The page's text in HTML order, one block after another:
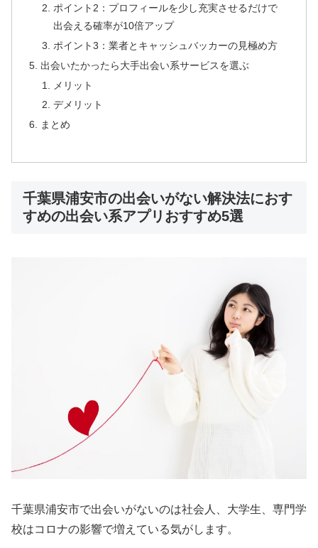
ポイント2：プロフィールを少し充実させるだけで
出会える確率が10倍アップ
ポイント3：業者とキャッシュバッカーの見極め方
出会いたかったら大手出会い系サービスを選ぶ
メリット
デメリット
まとめ
千葉県浦安市の出会いがない解決法におす
すめの出会い系アプリおすすめ5選
千葉県浦安市で出会いがないのは社会人、大学生、専門学
校はコロナの影響で増えている気がします。